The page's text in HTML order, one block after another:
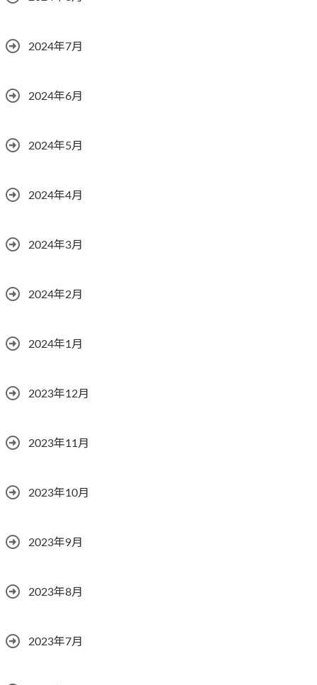
2024年7月
2024年6月
2024年5月
2024年4月
2024年3月
2024年2月
2024年1月
2023年12月
2023年11月
2023年10月
2023年9月
2023年8月
2023年7月